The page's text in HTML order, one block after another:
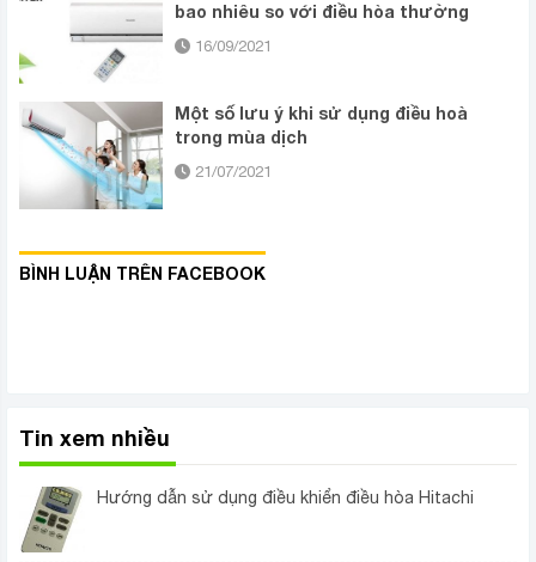
bao nhiêu so với điều hòa thường
16/09/2021
Một số lưu ý khi sử dụng điều hoà
trong mùa dịch
21/07/2021
BÌNH LUẬN TRÊN FACEBOOK
Tin xem nhiều
Hướng dẫn sử dụng điều khiển điều hòa Hitachi